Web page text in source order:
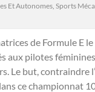
Et Autonomes Sports
de Formule E
aux pilotes
Le but, contraindre
ce championnat